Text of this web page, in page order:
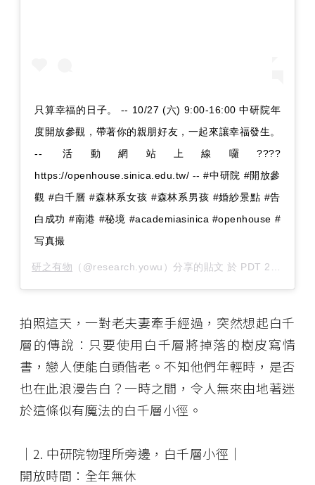
只算幸福的日子。 -- 10/27 (六) 9:00-16:00 中研院年
度開放參觀，帶著你的親朋好友，一起來讓幸福發生。
-- 活動網站上線囉????
https://openhouse.sinica.edu.tw/ -- #中研院 #開放參
觀 #白千層 #森林系女孩 #森林系男孩 #婚紗景點 #告
白成功 #南港 #秘境 #academiasinica #openhouse #
写真撮
研之有物 （@research.yowu）分享的貼文 於 PDT 2018 年 10月 月 1 日 上午 1:15
拍照這天，一對老夫妻牽手經過，突然想起白千
層的傳說：只要使用白千層將掉落的樹皮寫情
書，戀人便能白頭偕老。不知他們年輕時，是否
也在此浪漫告白？一時之間，令人無來由地著迷
於這條似有魔法的白千層小徑。
│2. 中研院物理所旁邊，白千層小徑│
開放時間：全年無休